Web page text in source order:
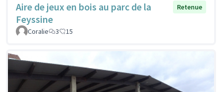
Aire de jeux en bois au parc de la
Feyssine
Retenue
Coralie 3 15